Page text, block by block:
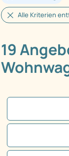
Alle Kriterien
19